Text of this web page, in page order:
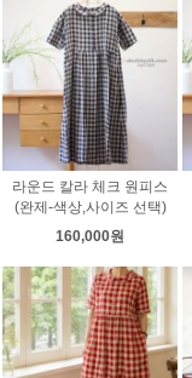
라운드 칼라 체크 원피스
(완제-색상,사이즈 선택)
160,000원